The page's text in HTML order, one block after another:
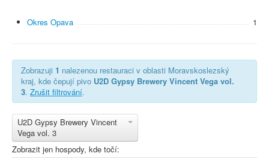
Okres Opava 1
Zobrazuji 1 nalezenou restauraci v oblasti Moravskoslezský
kraj, kde čepují pivo U2D Gypsy Brewery Vincent Vega vol.
3. Zrušit filtrování.
U2D Gypsy Brewery Vincent
Vega vol. 3
Zobrazit jen hospody, kde točí: